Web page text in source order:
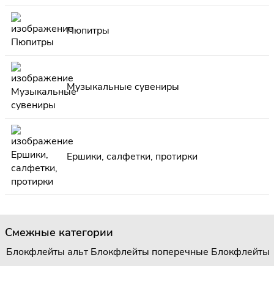
Пюпитры
Музыкальные сувениры
Ершики, салфетки, протирки
Смежные категории
Блокфлейты альт Блокфлейты поперечные Блокфлейты